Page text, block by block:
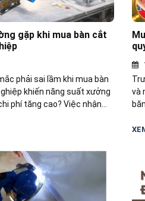
gặp khi mua bàn cắt
phải sai lầm khi mua bàn
khiến năng suất xưởng
phí tăng cao? Việc nhận
chọn bàn cắt vải phù hợp
và